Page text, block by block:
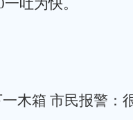
吐为快。
木箱 市民报警：